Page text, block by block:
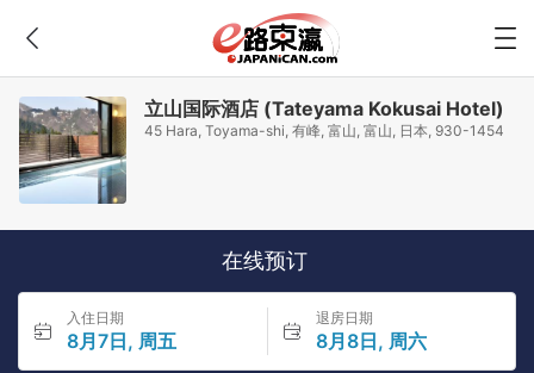
立山国际酒店 (Tateyama Kokusai Hotel)
45 Hara, Toyama-shi, 有峰, 富山, 富山, 日本, 930-1454
在线预订
入住日期
8月7日, 周五
退房日期
8月8日, 周六